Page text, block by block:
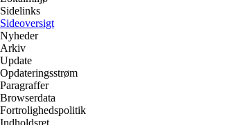
Sidelinks
Sideoversigt
Nyheder
Arkiv
Update
Opdateringsstrøm
Paragraffer
Browserdata
Fortrolighedspolitik